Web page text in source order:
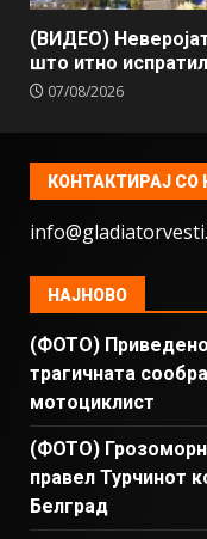
(ВИДЕО)
што итно
07/08/2026
КОНТАКТИРАЈ СО
НАЈНОВО
(ФОТО)
трагичната
мотоциклист
(ФОТО)
правел Турчинот
Белград